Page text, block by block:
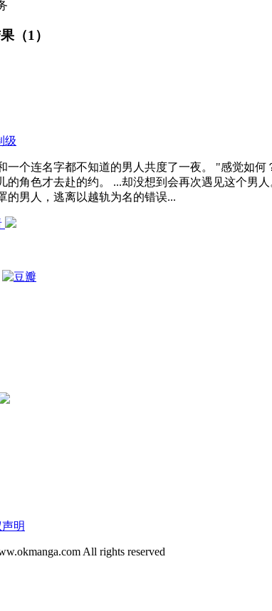
（1）
级
一个连名字都不知道的男人共度了一夜。 "感觉如
的角色才去赴的约。 ...却没想到会再次遇见这个
的男人，逃离以越轨为名的错误...
明
All rights reserved